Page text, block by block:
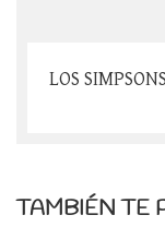
LOS SIMPSONS
TAMBIÉN TE